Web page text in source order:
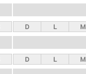
D L M
D L M